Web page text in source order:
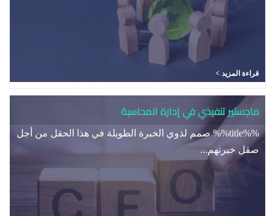
قراءة المزيد >
ماجستير تنفيذي في إدارة المحاسبة
%%title%% صمم لذوي الخبرة الطويلة في هذا الحقل من أجل
صقل خبرتهم...